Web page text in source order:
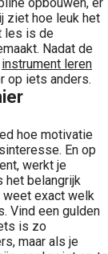
ziet hoe leuk het
les is de
Nadat de
instrument leren
op iets anders.
hoe motivatie
En op
werkt je
het belangrijk
weet exact welk
Vind een gulden
is zo
maar als je